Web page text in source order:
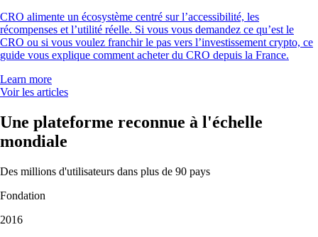
CRO alimente un écosystème centré sur l’accessibilité, les
récompenses et l’utilité réelle. Si vous vous demandez ce qu’est le
CRO ou si vous voulez franchir le pas vers l’investissement crypto, ce
guide vous explique comment acheter du CRO depuis la France.
Learn more
Voir les articles
Une plateforme reconnue à l'échelle
mondiale
Des millions d'utilisateurs dans plus de 90 pays
Fondation
2016